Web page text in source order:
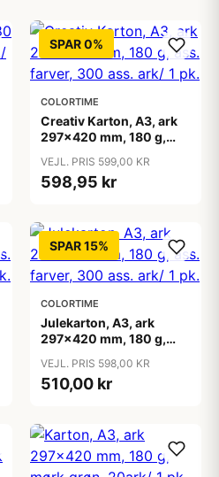
SPAR 0%
COLORTIME
Creativ Karton, A3, ark
297x420 mm, 180 g,
1 pk.
VEJL. PRIS 599,00 KR
598,95 kr
SPAR 15%
COLORTIME
Julekarton, A3, ark
297x420 mm, 180 g,
1 pk.
VEJL. PRIS 598,00 KR
510,00 kr